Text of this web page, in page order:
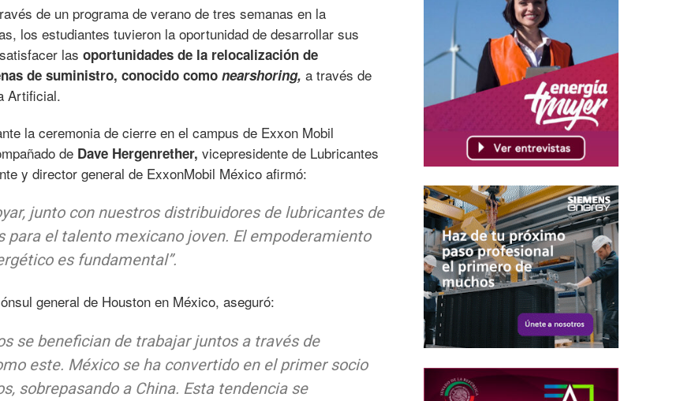
de un programa de verano de tres semanas en la
los estudiantes tuvieron la oportunidad de desarrollar sus
las oportunidades de la relocalización de
de suministro, conocido como nearshoring, a través de
Artificial.
la ceremonia de cierre en el campus de Exxon Mobil
de Dave Hergenrether, vicepresidente de Lubricantes
y director general de ExxonMobil México afirmó:
junto con nuestros distribuidores de lubricantes de
para el talento mexicano joven. El empoderamiento
es fundamental”.
general de Houston en México, aseguró:
se benefician de trabajar juntos a través de
este. México se ha convertido en el primer socio
sobrepasando a China. Esta tendencia se